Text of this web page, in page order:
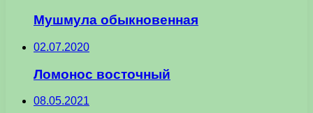
Мушмула обыкновенная
02.07.2020
Ломонос восточный
08.05.2021